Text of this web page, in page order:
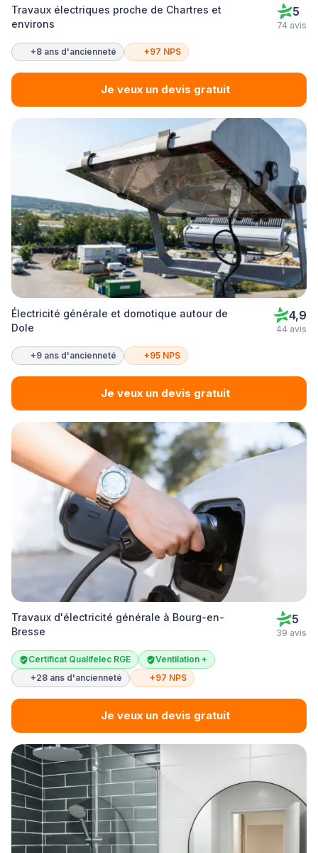
Travaux électriques proche de Chartres et
environs
5
74 avis
+8 ans d'ancienneté +97 NPS
Je veux un devis gratuit
Électricité générale et domotique autour de
Dole
4,9
44 avis
+9 ans d'ancienneté +95 NPS
Je veux un devis gratuit
Travaux d'électricité générale à Bourg-en-
Bresse
5
39 avis
Certificat Qualifelec RGE
Ventilation +
+28 ans d'ancienneté
+97 NPS
Je veux un devis gratuit